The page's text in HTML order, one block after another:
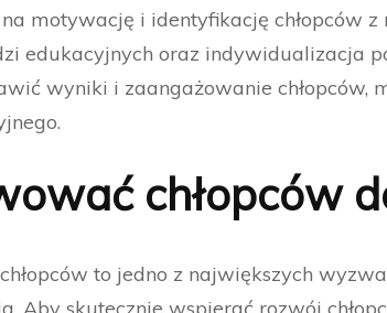
motywację i identyfikację chłopców z
edukacyjnych oraz indywidualizacja
wyniki i zaangażowanie chłopców,
chłopców
to jedno z największych